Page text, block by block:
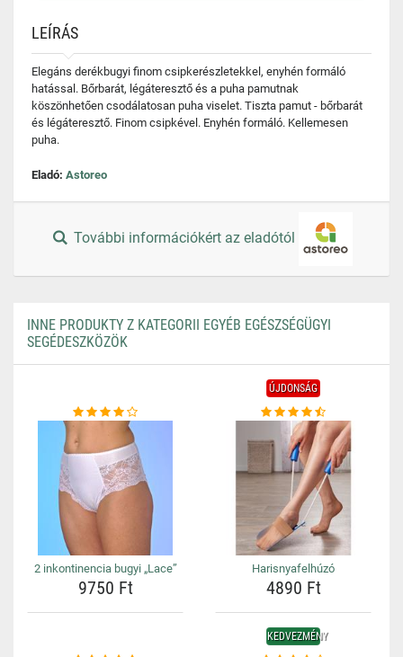
LEÍRÁS
Elegáns derékbugyi finom csipkerészletekkel, enyhén formáló
hatással. Bőrbarát, légáteresztő és a puha pamutnak
köszönhetően csodálatosan puha viselet. Tiszta pamut - bőrbarát
és légáteresztő. Finom csipkével. Enyhén formáló. Kellemesen
puha.
Eladó: Astoreo
További információkért az eladótól
INNE PRODUKTY Z KATEGORII EGYÉB EGÉSZSÉGÜGYI
SEGÉDESZKÖZÖK
2 inkontinencia bugyi „Lace”
9750 Ft
ÚJDONSÁG
Harisnyafelhúzó
4890 Ft
KEDVEZMÉNY